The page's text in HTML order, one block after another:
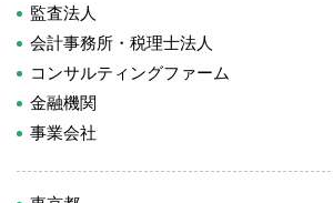
監査法人
会計事務所・税理士法人
コンサルティングファーム
金融機関
事業会社